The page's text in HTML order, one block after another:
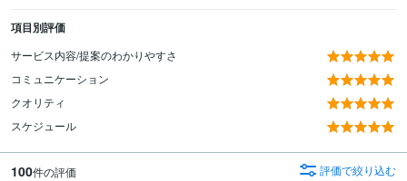
項目別評価
サービス内容/提案のわかりやすさ
コミュニケーション
クオリティ
スケジュール
100件の評価 評価で絞り込む